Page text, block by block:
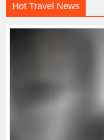
Hot Travel News